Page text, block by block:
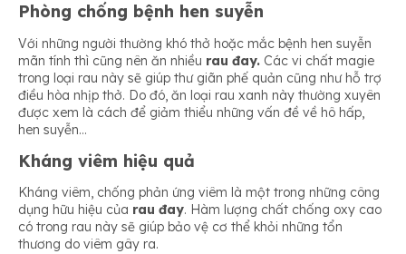
Phòng chống bệnh hen suyễn
Với những người thường khó thở hoặc mắc bệnh hen suyễn
mãn tính thì cũng nên ăn nhiều rau đay. Các vi chất magie
trong loại rau này sẽ giúp thư giãn phế quản cũng như hỗ trợ
điều hòa nhịp thở. Do đó, ăn loại rau xanh này thường xuyên
được xem là cách để giảm thiểu những vấn đề về hô hấp,
hen suyễn…
Kháng viêm hiệu quả
Kháng viêm, chống phản ứng viêm là một trong những công
dụng hữu hiệu của rau đay. Hàm lượng chất chống oxy cao
có trong rau này sẽ giúp bảo vệ cơ thể khỏi những tổn
thương do viêm gây ra.